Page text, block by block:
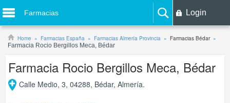
Farmacias Login
Home Farmacias España Farmacias Almería Provincia
Farmacias Bédar
Farmacia Rocio Bergillos Meca, Bédar
Farmacia Rocio Bergillos Meca, Bédar
Calle Medio, 3, 04288, Bédar, Almería.